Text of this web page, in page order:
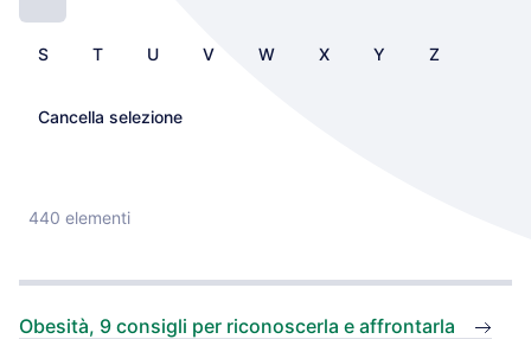
S T U V W X Y Z
Cancella selezione
440 elementi
Obesità, 9 consigli per riconoscerla e affrontarla